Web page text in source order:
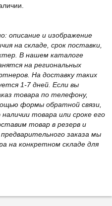
описание и изображение
на складе, срок поставки,
В нашем каталоге
на региональных
На доставку таких
1-7 дней. Если вы
товара по телефону,
формы обратной связи,
товара или сроке его
товар в резерв и
заказа мы
на конкретном складе для